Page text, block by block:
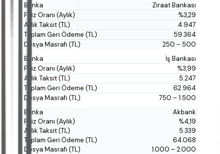
Ziraat Bankası
%3,29
4.947
59.364
250 – 500
İş Bankası
%3,99
5.247
62.964
750 – 1.500
Akbank
%4,19
5.339
64.068
1.000 – 2.000